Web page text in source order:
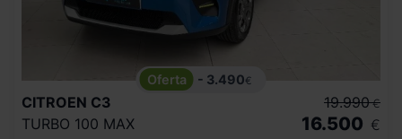
- 3.490€
CITROEN C3
TURBO 100 MAX
19.990 €
16.500 €